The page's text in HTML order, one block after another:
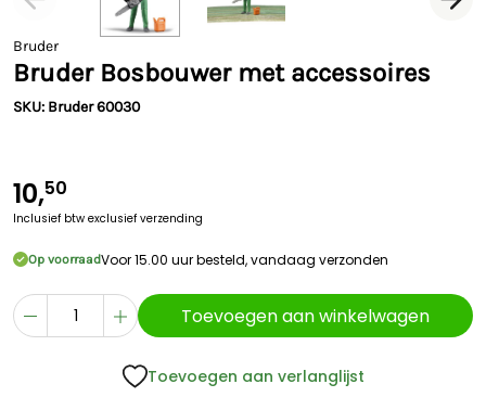
Bruder
Bruder Bosbouwer met accessoires
SKU: Bruder 60030
10,50
Inclusief btw exclusief verzending
Op voorraadVoor 15.00 uur besteld, vandaag verzonden
Toevoegen aan winkelwagen
Toevoegen aan verlanglijst